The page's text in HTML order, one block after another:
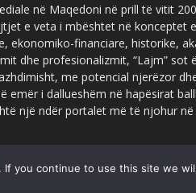
në Maqedoni në prill të vitit
e veta i mbështet në konceptet
ekonomiko-financiare, historike,
dhe profesionalizmit, “Lajm”
me potencial njerëzor
i dallueshëm në hapësirat
një ndër portalet më të njohur
you continue to use this site we